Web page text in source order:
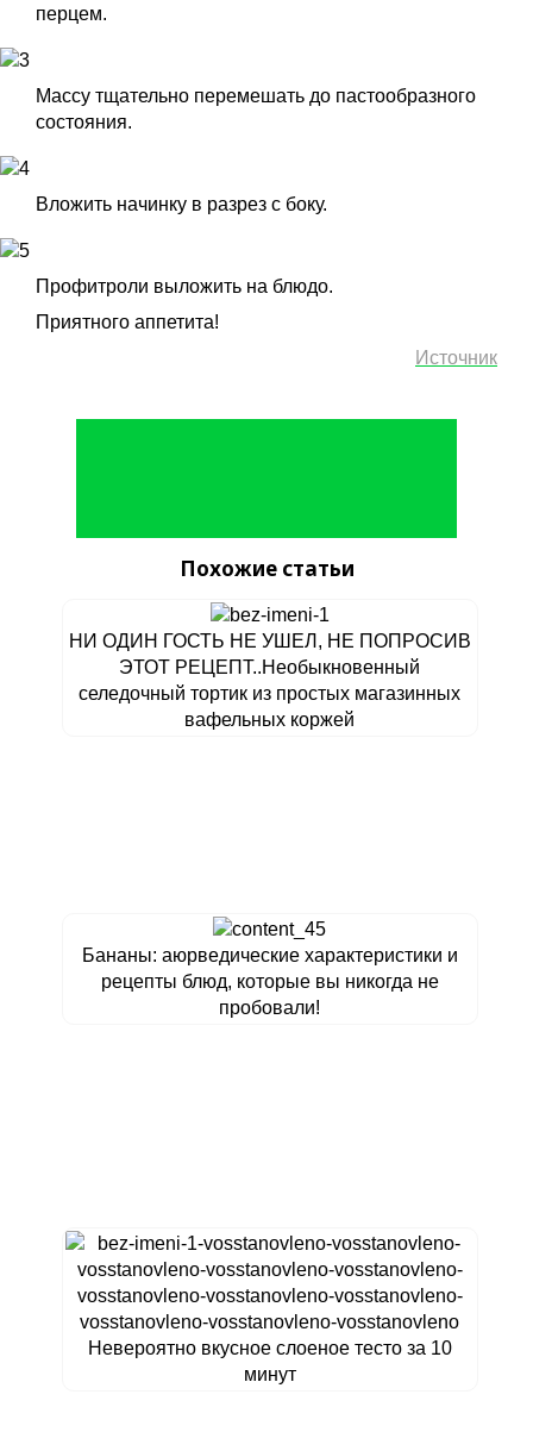
перцем.
Массу тщательно перемешать до пастообразного
состояния.
Вложить начинку в разрез с боку.
Профитроли выложить на блюдо.
Приятного аппетита!
Источник
Похожие статьи
НИ ОДИН ГОСТЬ НЕ УШЕЛ, НЕ ПОПРОСИВ
ЭТОТ РЕЦЕПТ..Необыкновенный
селедочный тортик из простых магазинных
вафельных коржей
Бананы: аюрведические характеристики и
рецепты блюд, которые вы никогда не
пробовали!
Невероятно вкусное слоеное тесто за 10
минут